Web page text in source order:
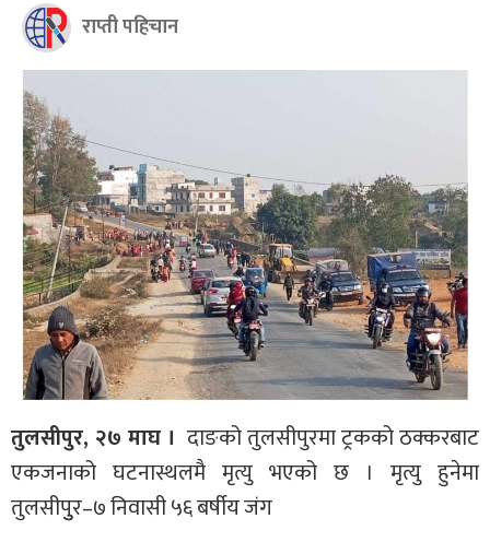
राप्ती पहिचान
तुलसीपुर, २७ माघ । दाङको तुलसीपुरमा ट्रकको ठक्करबाट
एकजनाको घटनास्थलमै मृत्यु भएको छ । मृत्यु हुनेमा
तुलसीपुुर–७ निवासी ५६ बर्षीय जंग